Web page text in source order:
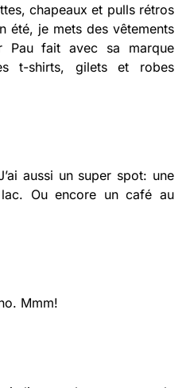
chapeaux et pulls rétros
été, je mets des vêtements
Pau fait avec sa marque
t-shirts, gilets et robes
aussi un super spot: une
Ou encore un café au
Mmm!